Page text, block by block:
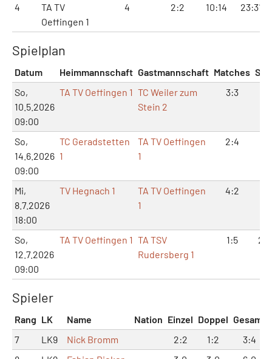
4
TA TV
Oeffingen 1
4 2:2 10:14 23:31
Spielplan
Datum Heimmannschaft Gastmannschaft Matches
So,
10.5.2026
09:00
TA TV Oeffingen 1 TC Weiler zum
Stein 2
3:3
So,
14.6.2026
09:00
TC Geradstetten
1
TA TV Oeffingen
1
2:4
Mi,
8.7.2026
18:00
TV Hegnach 1
TA TV Oeffingen
1
4:2
So,
12.7.2026
09:00
TA TV Oeffingen 1 TA TSV
Rudersberg 1
1:5
Spieler
Rang LK Name Nation Einzel Doppel Gesamt
7
LK9 Nick Bromm 2:2 1:2
3:4